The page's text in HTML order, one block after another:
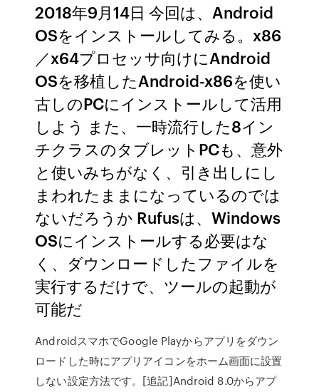
2018年9月14日 今回は、Android
OSをインストールしてみる。x86
／x64プロセッサ向けにAndroid
OSを移植したAndroid-x86を使い
古しのPCにインストールして活用
しよう また、一時流行した8イン
チクラスのタブレットPCも、意外
と使いみちがなく、引き出しにし
まわれたままになっているのでは
ないだろうか Rufusは、Windows
OSにインストールする必要はな
く、ダウンロードしたファイルを
実行するだけで、ツールの起動が
可能だ
AndroidスマホでGoogle Playからアプリをダウン
ロードした時にアプリアイコンをホーム画面に設置
しない設定方法です。[追記]Android 8.0からアプ